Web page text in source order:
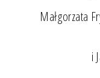
Małgorzata
i